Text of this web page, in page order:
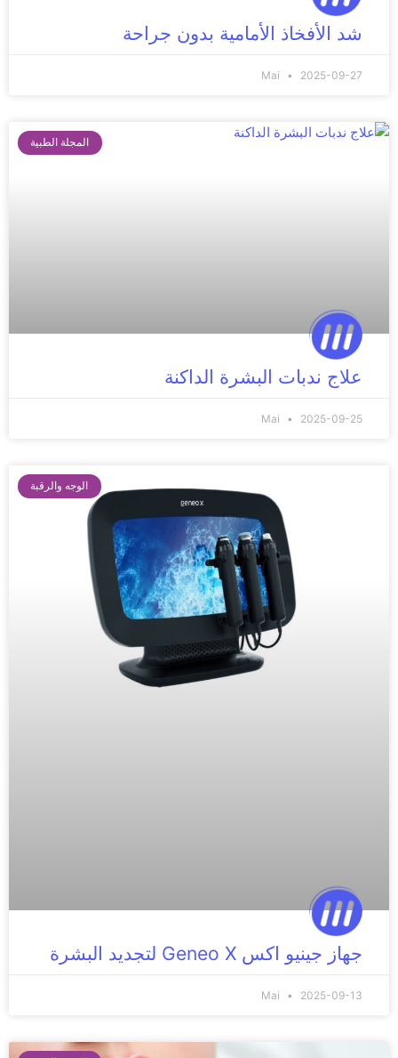
شد الأفخاذ الأمامية بدون جراحة
Mai 2025-09-27
المجلة الطبية
علاج ندبات البشرة الداكنة
Mai 2025-09-25
الوجه والرقبة
جهاز جينيو اكس Geneo X لتجديد البشرة
Mai 2025-09-13